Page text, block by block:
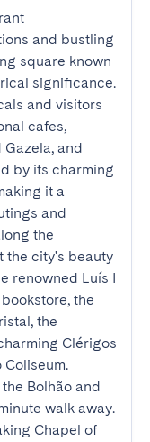
and bustling
square known
significance.
and visitors
cafes,
and
by its charming
it a
and
the
the city's beauty
renowned Luís I
the
the
Clérigos
Bolhão and
walk away.
Chapel of